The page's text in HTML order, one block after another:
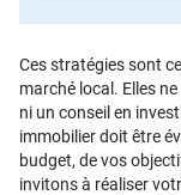
Ces stratégies sont
marché local. Elles
ni un conseil en
immobilier doit être
budget, de vos
invitons à réaliser